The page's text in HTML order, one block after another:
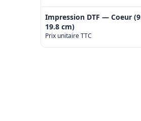
Impression DTF — Coeur
19.8 cm)
Prix unitaire TTC